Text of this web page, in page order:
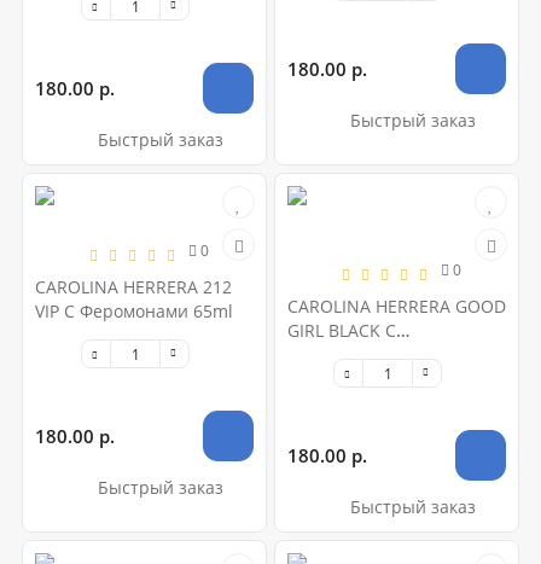
180.00 р.
Быстрый заказ
180.00 р.
Быстрый заказ
0
CAROLINA HERRERA 212
VIP С Феромонами 65ml
180.00 р.
Быстрый заказ
0
CAROLINA HERRERA GOOD
GIRL BLACK С
Феромонами 65ml
180.00 р.
Быстрый заказ